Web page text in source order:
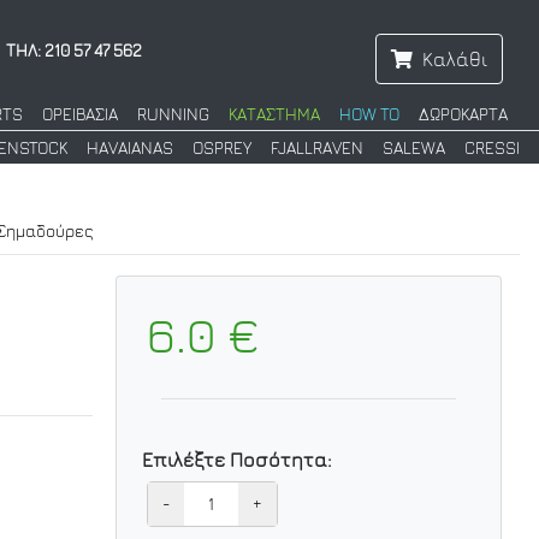
ΤΗΛ: 210 57 47 562 Καλάθι
ΟΡΕΙΒΑΣΙΑ RUNNING ΚΑΤΑΣΤΗΜΑ HOW TO
ΔΩΡΟΚΑΡΤΑ
HAVAIANAS OSPREY FJALLRAVEN SALEWA CRESSI
6.0 €
Επιλέξτε Ποσότητα:
- +